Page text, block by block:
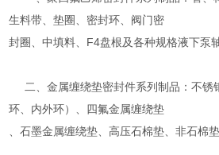
生料带、垫圈、密封环、阀门密
封圈、中填料、F4盘根及各种规格液下泵轴
二、金属缠绕垫密封件系列制品：不锈
环、内外环）、四氟金属缠绕垫
、石墨金属缠绕垫、高压石棉垫、非石棉